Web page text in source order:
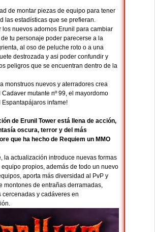
de montar piezas de equipo para tener
las estadísticas que se prefieran.
los nuevos adornos Erunil para cambiar
tu personaje poder parecerse a la
al oso de peluche roto o a una
destrozada y asi poder confundir y
peligros que se encuentran dentro de la
monstruos nuevos y aterradores crea
mutante nº 99, el mayordomo
Espantapájaros infame!
de Erunil Tower está llena de acción,
oscura, terror y del más
que ha hecho de Requiem un MMO
la actualización introduce nuevas formas
propios, además de todo un nuevo
aporta más diversidad al PvP y
montones de entrañas derramadas,
cercenadas y cadáveres en